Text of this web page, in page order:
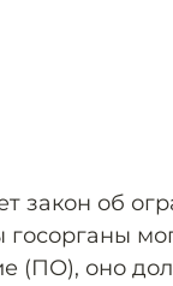
закон об
госорганы
(ПО), оно